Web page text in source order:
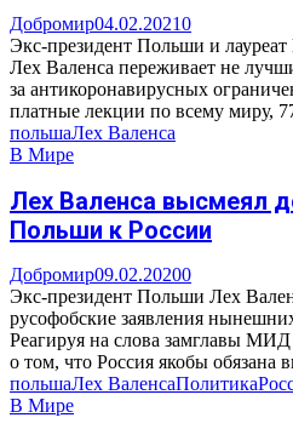
Добромир04.02.20210
Экс-президент Польши и
Лех Валенса переживает не
за антикоронавирусных
платные лекции по всему миру,
польшаЛех Валенса
В Мире
Лех Валенса высмеял
Польши к России
Добромир09.02.20200
Экс-президент Польши Лех
русофобские заявления
Реагируя на слова замглавы
о том, что Россия якобы обязана
польшаЛех ВаленсаПолитика
В Мире